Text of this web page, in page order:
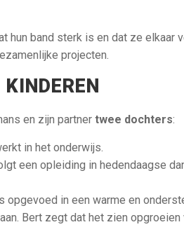
hun band sterk is en dat ze elkaar
projecten.
en zijn partner twee dochters:
in het onderwijs.
een opleiding in hedendaagse
opgevoed in een warme en
Bert zegt dat het zien